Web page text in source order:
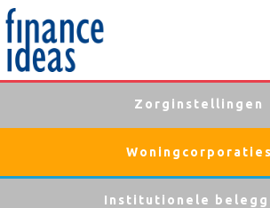
Zorginstellingen
Woningcorporaties
Institutionele